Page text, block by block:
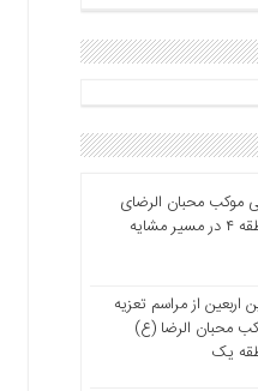
موکب محبان الرضای
اربعین از مراسم تعزیه
محبان الرضا (ع)
یک